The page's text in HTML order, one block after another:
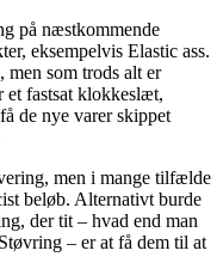
på næstkommende
eksempelvis Elastic ass.
som trods alt er
et fastsat klokkeslæt,
de nye varer skippet
men i mange tilfælde
beløb. Alternativt burde
der tit – hvad end man
– er at få dem til at